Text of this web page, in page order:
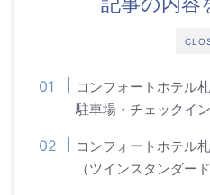
コンフォートホテル
駐車場・チェックイ
コンフォートホテル
（ツインスタンダード